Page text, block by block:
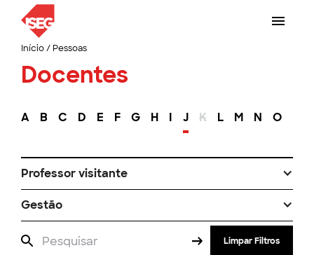
Início/ Pessoas
Docentes
A B C D E F G H I J K L M N O
Professor visitante
Gestão
Limpar Filtros